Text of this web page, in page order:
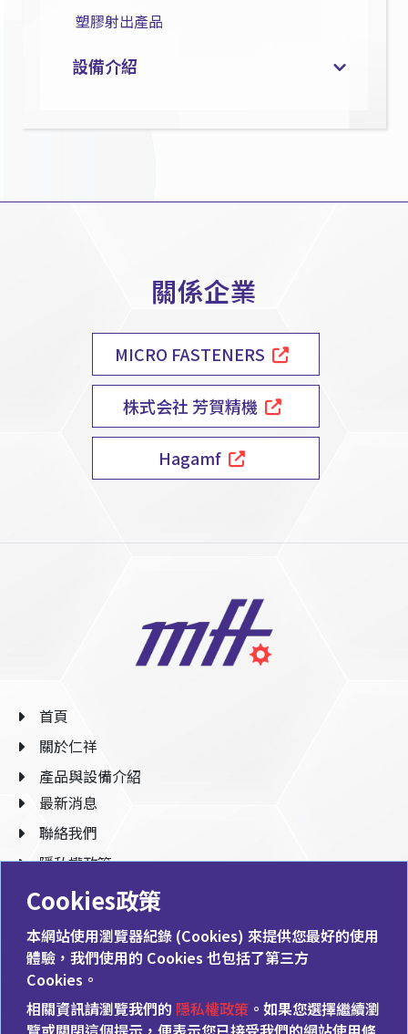
Cookies政策
本網站使用瀏覽器紀錄 (Cookies) 來提供您最好的使用
體驗，我們使用的 Cookies 也包括了第三方
Cookies。
相關資訊請瀏覽我們的 隱私權政策 。如果您選擇繼續瀏
塑膠射出產品
設備介紹
關係企業
MICRO FASTENERS
株式会社 芳賀精機
Hagamf
首頁
關於仁祥
產品與設備介紹
最新消息
聯絡我們
隱私權政策
886-7-614-0788
886-7-614-0766
shou@micro-f.com.tw
824003高雄市燕巢區安林四街64號